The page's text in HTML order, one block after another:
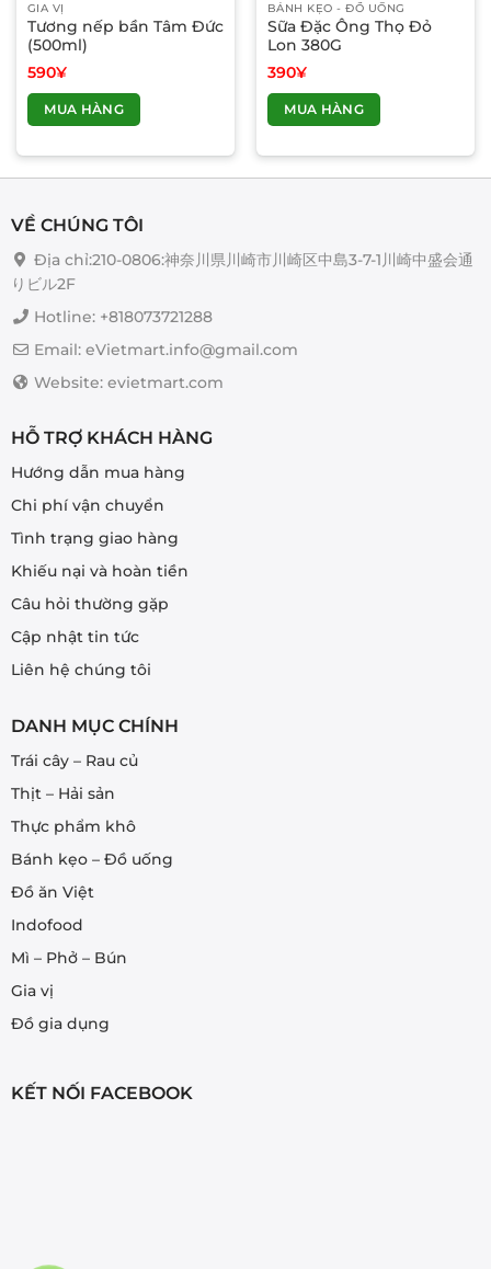
GIA VỊ
Tương nếp bần Tâm Đức
(500ml)
590¥
MUA HÀNG
BÁNH KẸO - ĐỒ UỐNG
Sữa Đặc Ông Thọ Đỏ
Lon 380G
390¥
MUA HÀNG
VỀ CHÚNG TÔI
Địa chỉ:210-0806:神奈川県川崎市川崎区中島3-7-1川崎中盛会通
りビル2F
Hotline: +818073721288
Email: eVietmart.info@gmail.com
Website: evietmart.com
HỖ TRỢ KHÁCH HÀNG
Hướng dẫn mua hàng
Chi phí vận chuyển
Tình trạng giao hàng
Khiếu nại và hoàn tiền
Câu hỏi thường gặp
Cập nhật tin tức
Liên hệ chúng tôi
DANH MỤC CHÍNH
Trái cây – Rau củ
Thịt – Hải sản
Thực phẩm khô
Bánh kẹo – Đồ uống
Đồ ăn Việt
Indofood
Mì – Phở – Bún
Gia vị
Đồ gia dụng
KẾT NỐI FACEBOOK